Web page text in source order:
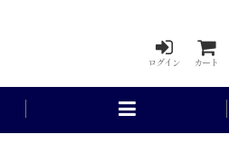
ログイン カート